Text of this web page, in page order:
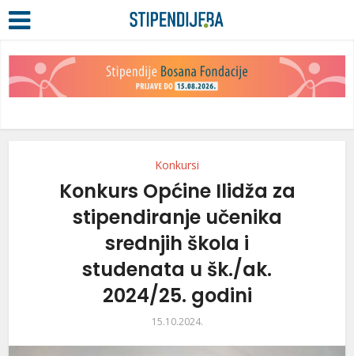
Konkursi
Konkurs Općine Ilidža za
stipendiranje učenika
srednjih škola i
studenata u šk./ak.
2024/25. godini
15.10.2024.